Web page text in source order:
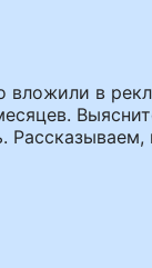
в
Рассказываем,